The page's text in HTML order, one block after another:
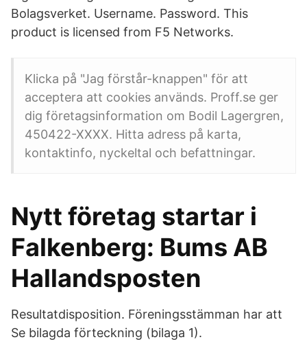
Bolagsverket. Username. Password. This
product is licensed from F5 Networks.
Klicka på "Jag förstår-knappen" för att
acceptera att cookies används. Proff.se ger
dig företagsinformation om Bodil Lagergren,
450422-XXXX. Hitta adress på karta,
kontaktinfo, nyckeltal och befattningar.
Nytt företag startar i
Falkenberg: Bums AB
Hallandsposten
Resultatdisposition. Föreningsstämman har att
Se bilagda förteckning (bilaga 1).